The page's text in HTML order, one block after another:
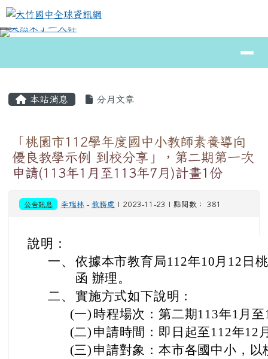
跳至主內容區
大竹國中全球資訊網
⏸
本站消息 分月文章
「桃園市112學年度國中小教師素養導向
優良教學示例 到校分享」，第二期第一次
申請(113年1月至113年7月)計畫1份
公告訊息 李瑞林- 教務處 | 2023-11-23 | 點閱數： 381
說明：
一、 依據本市教育局112年10月12日
函 辦理。
二、 實施方式如下說明：
(一) 時程場次：第二期113年1月
(二) 申請時間：即日起至112年12
(三) 申請對象：本市各國中小，